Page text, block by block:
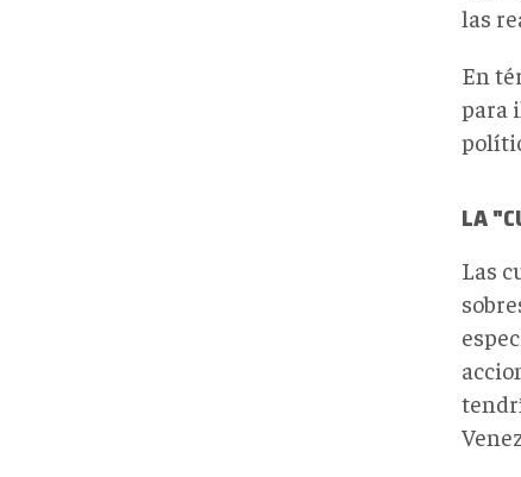
las
En
para
LA
Las